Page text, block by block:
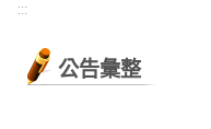
:::
公告彙整